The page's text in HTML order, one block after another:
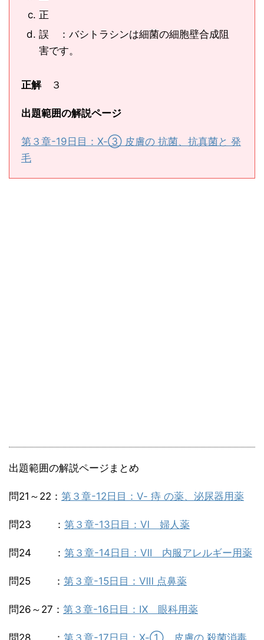
正
誤 ：バシトラシンは細菌の細胞壁合成阻
害です。
正解３
出題範囲の解説ページ
第３章-19日目：Ⅹ-③ 皮膚の 抗菌、抗真菌と 発
毛
出題範囲の解説ページまとめ
問21～22： 第３章-12日目：Ⅴ- 痔 の薬、泌尿器用薬
問23 ： 第３章-13日目：Ⅵ 婦人薬
問24 ： 第３章-14日目：Ⅶ 内服アレルギー用薬
問25 ： 第３章-15日目：Ⅷ 点鼻薬
問26～27： 第３章-16日目：Ⅸ 眼科用薬